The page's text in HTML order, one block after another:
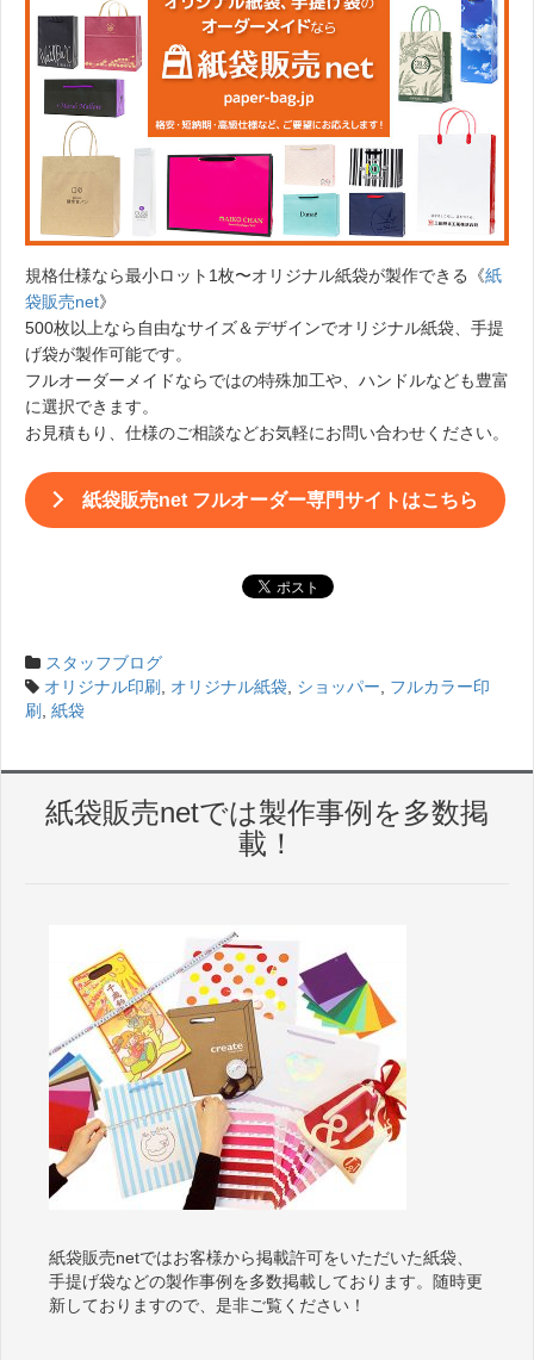
規格仕様なら最小ロット1枚〜オリジナル紙袋が製作できる《紙
袋販売net》
500枚以上なら自由なサイズ＆デザインでオリジナル紙袋、手提
げ袋が製作可能です。
フルオーダーメイドならではの特殊加工や、ハンドルなども豊富
に選択できます。
お見積もり、仕様のご相談などお気軽にお問い合わせください。
紙袋販売net フルオーダー専門サイトはこちら
スタッフブログ
オリジナル印刷 , オリジナル紙袋, ショッパー, フルカラー印
刷 , 紙袋
紙袋販売netでは製作事例を多数掲
載！
紙袋販売netではお客様から掲載許可をいただいた紙袋、
手提げ袋などの製作事例を多数掲載しております。随時更
新しておりますので、是非ご覧ください！